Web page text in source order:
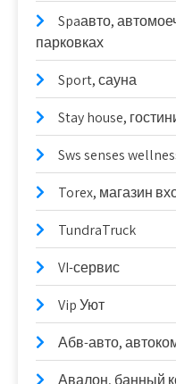
Spaавто,
парковках
Sport, сауна
Stay house,
Sws senses
Torex, магазин
TundraTruck
VI-сервис
Vip Уют
Абв-авто,
Авалон, банный